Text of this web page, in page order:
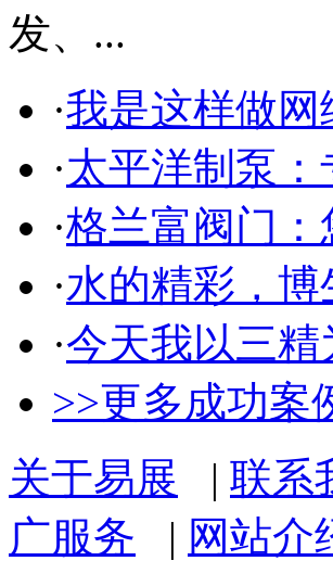
发、...
·我是这样做网
·太平洋制泵
·格兰富阀门
·水的精彩，博
·今天我以三
>>更多成功案
关于易展 | 联系
广服务 | 网站介